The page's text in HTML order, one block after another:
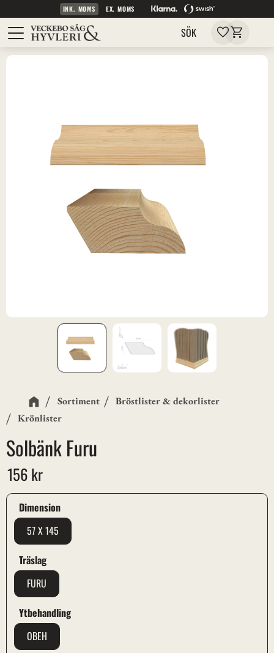
Meny
INK. MOMS EX. MOMS
SÖK Favoriter
Kundvagn
Sortiment
Bröstlister & dekorlister
Krönlister
Solbänk Furu
156kr
Dimension
57 X 145
Träslag
FURU
Ytbehandling
OBEH